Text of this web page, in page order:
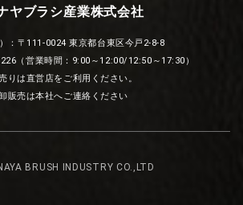
ヤブラシ産業株式会社
：〒111-0024 東京都台東区今戸2-8-8
（営業時間：9:00～12:00/12:50～17:30）
りは直営店をご利用ください。
販売は本社へご連絡ください
BRUSH INDUSTRY CO.,LTD